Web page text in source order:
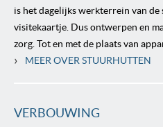
is het dagelijks werkterrein van de
visitekaartje. Dus ontwerpen en
zorg. Tot en met de plaats van
› MEER OVER STUURHUTTEN
VERBOUWING